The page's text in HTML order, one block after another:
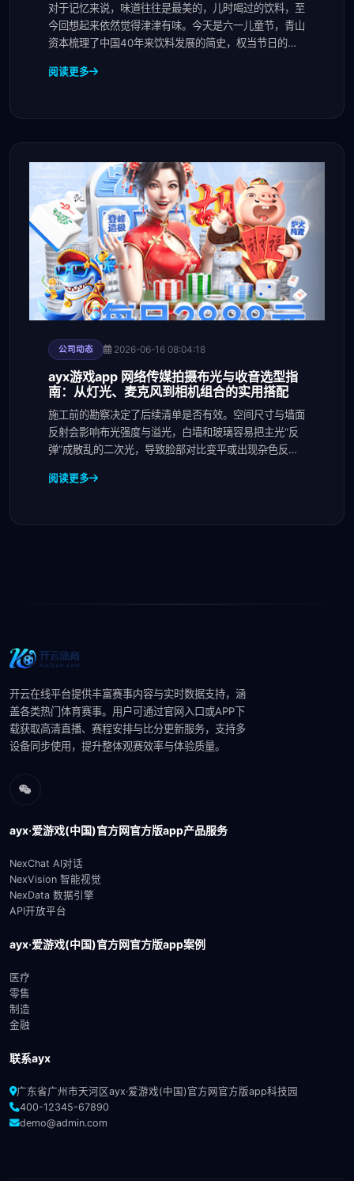
对于记忆来说，味道往往是最美的，儿时喝过的饮料，至
今回想起来依然觉得津津有味。今天是六一儿童节，青山
资本梳理了中国40年来饮料发展的简史，权当节日的小
段：国人味蕾的开启时代百事可乐在华第一家工厂开业1
阅读更多
公司动态 2026-06-16 08:04:18
ayx游戏app 网络传媒拍摄布光与收音选型指
南：从灯光、麦克风到相机组合的实用搭配
施工前的勘察决定了后续清单是否有效。空间尺寸与墙面
反射会影响布光强度与溢光，白墙和玻璃容易把主光“反
弹”成散乱的二次光，导致脸部对比变平或出现杂色反
阅读更多
开云在线平台提供丰富赛事内容与实时数据支持，涵
盖各类热门体育赛事。用户可通过官网入口或APP下
载获取高清直播、赛程安排与比分更新服务，支持多
设备同步使用，提升整体观赛效率与体验质量。
ayx·爱游戏(中国)官方网官方版app产品服务
NexChat AI对话
NexVision 智能视觉
NexData 数据引擎
API开放平台
ayx·爱游戏(中国)官方网官方版app案例
医疗
零售
制造
金融
联系ayx
广东省广州市天河区ayx·爱游戏(中国)官方网官方版app科技园
400-12345-67890
demo@admin.com